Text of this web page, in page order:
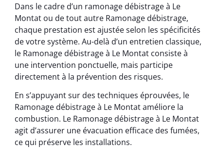
Dans le cadre d’un ramonage débistrage à Le
Montat ou de tout autre Ramonage débistrage,
chaque prestation est ajustée selon les spécificités
de votre système. Au-delà d’un entretien classique,
le Ramonage débistrage à Le Montat consiste à
une intervention ponctuelle, mais participe
directement à la prévention des risques.
En s’appuyant sur des techniques éprouvées, le
Ramonage débistrage à Le Montat améliore la
combustion. Le Ramonage débistrage à Le Montat
agit d’assurer une évacuation efficace des fumées,
ce qui préserve les installations.